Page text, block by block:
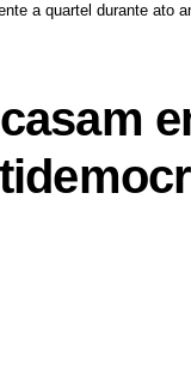
a quartel durante ato